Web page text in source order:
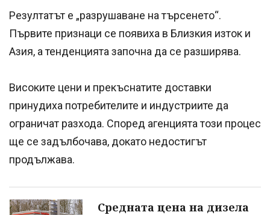
Резултатът е „разрушаване на търсенето“.
Първите признаци се появиха в Близкия изток и
Азия, а тенденцията започна да се разширява.
Високите цени и прекъснатите доставки
принудиха потребителите и индустриите да
ограничат разхода. Според агенцията този процес
ще се задълбочава, докато недостигът
продължава.
Средната цена на дизела